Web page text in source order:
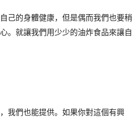
己的身體健康，但是偶而我們也要稍
。就讓我們用少少的油炸食品來讓自
我們也能提供。如果你對這個有興